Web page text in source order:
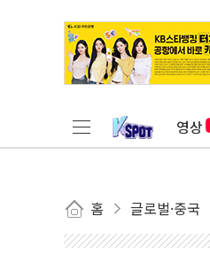
영상
홈 글로벌·중국